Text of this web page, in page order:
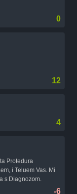
0
12
4
Protedura
i Teluem Vas. Mi
s Diagnozom.
-6